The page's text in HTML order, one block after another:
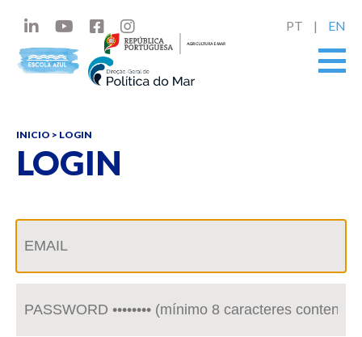
PT EN
INICIO > LOGIN
LOGIN